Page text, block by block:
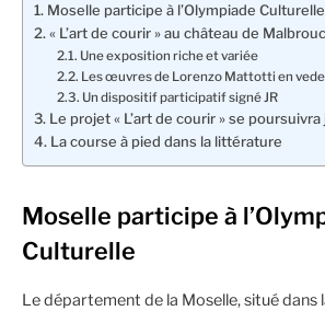
Moselle participe à l’Olympiade Culturelle
« L’art de courir » au château de
Une exposition riche et variée
Les œuvres de Lorenzo Mattotti en
Un dispositif participatif signé JR
Le projet « L’art de courir » se poursuivra
La course à pied dans la littérature
Moselle participe à
Culturelle
Le département de la Moselle, situé dans